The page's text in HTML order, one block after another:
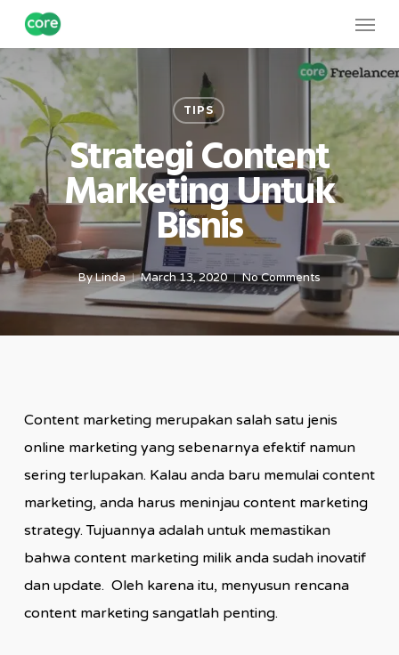
Skip
main
content
Menu
TIPS
Strategi Content
Marketing Untuk
Bisnis
ByLinda March 13, 2020 No Comments
Content marketing merupakan salah satu jenis
online marketing yang sebenarnya efektif namun
sering terlupakan. Kalau anda baru memulai content
marketing, anda harus meninjau content marketing
strategy. Tujuannya adalah untuk memastikan
bahwa content marketing milik anda sudah inovatif
dan update. Oleh karena itu, menyusun rencana
content marketing sangatlah penting.